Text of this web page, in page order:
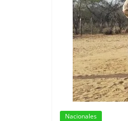
Nacionales